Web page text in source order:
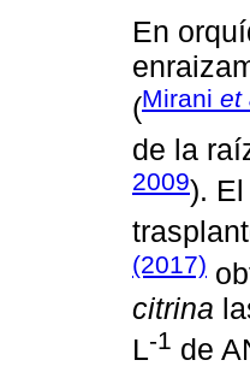
En
(Mirani et
de la
2009).
(2017)
citrina
L-1 de